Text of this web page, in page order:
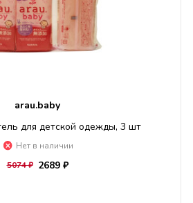
arau.baby
для детской одежды, 3 шт
Нет в наличии
5074 ₽ 2689 ₽